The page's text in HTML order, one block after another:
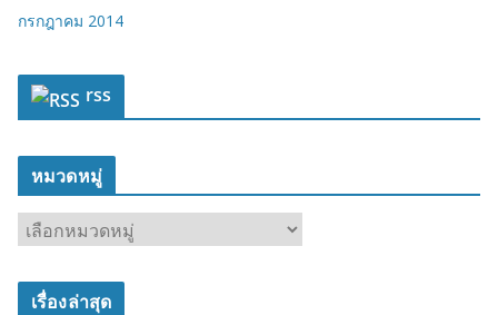
กรกฎาคม 2014
rss
หมวดหมู่
ม
ว
เรื่องล่าสุด